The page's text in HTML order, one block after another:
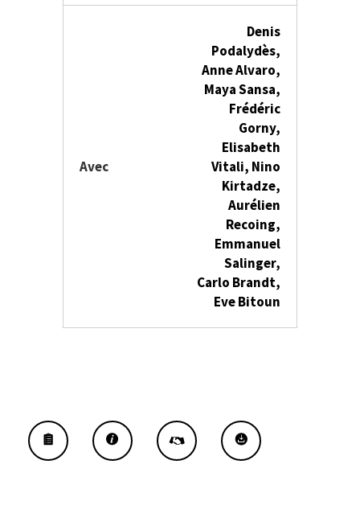
Avec
Denis
Podalydès,
Anne Alvaro,
Maya Sansa,
Frédéric
Gorny,
Elisabeth
Vitali, Nino
Kirtadze,
Aurélien
Recoing,
Emmanuel
Salinger,
Carlo Brandt,
Eve Bitoun